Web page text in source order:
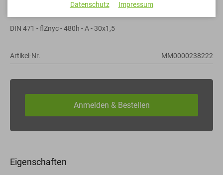
Sicherungsringe
DIN 471 - flZnyc - 480h - A - 30x1,5
Artikel-Nr. MM0000238222
Eigenschaften
Datenschutz Impressum